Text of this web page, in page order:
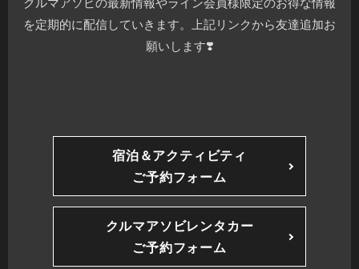
を定期的に配信していきます。上記リンクから友達追加お
願いします❣️
宿泊＆アクティビティ
ご予約フォーム
クルマアソビレンタカー
ご予約フォーム